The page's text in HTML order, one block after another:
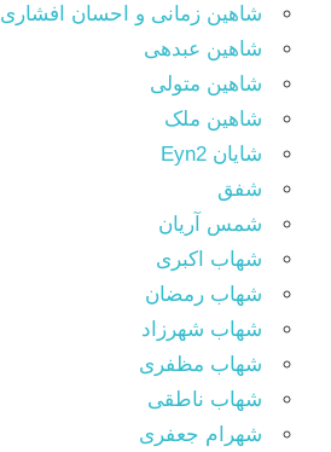
شاهین زمانی و احسان افشاری
شاهین عبدهی
شاهین متولی
شاهین ملک
شایان Eyn2
شفق
شمس آریان
شهاب اکبری
شهاب رمضان
شهاب شهرزاد
شهاب مظفری
شهاب ناطقی
شهرام جعفری